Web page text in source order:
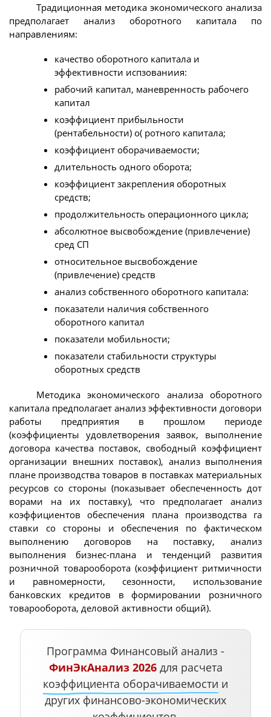
Традиционная методика экономического анализа
предполагает анализ оборотного капитала по
направлениям:
качество оборотного капитала и
эффективности испзованиия:
рабочий капитал, маневренность рабочего
капитал
коэффициент прибыльности
(рентабельности) о( ротного капитала;
коэффициент оборачиваемости;
длительность одного оборота;
коэффициент закрепления оборотных
средств;
продолжительность операционного цикла;
абсолютное высвобождение (привлечение)
сред СП
относительное высвобождение
(привлечение) средств
анализ собственного оборотного капитала:
показатели наличия собственного
оборотного капитал
показатели мобильности;
показатели стабильности структуры
оборотных средств
Методика экономического анализа оборотного
капитала предполагает анализ эффективности договори
работы предприятия в прошлом периоде
(коэффициенты удовлетворения заявок, выполнение
договора качества поставок, свободный коэффициент
организации внешних поставок), анализ выполнения
плане производства товаров в поставках материальных
ресурсов со стороны (показывает обеспеченность дот
ворами на их поставку), что предполагает анализ
коэффициентов обеспечения плана производства га
ставки со стороны и обеспечения по фактическом
выполнению договоров на поставку, анализ
выполнения бизнес-плана и тенденций развития
розничной товарооборота (коэффициент ритмичности
и равномерности, сезонности, использование
банковских кредитов в формировании розничного
товарооборота, деловой активности общий).
Программа Финансовый анализ -
ФинЭкАнализ 2026для расчета
коэффициента оборачиваемости и
других финансово-экономических